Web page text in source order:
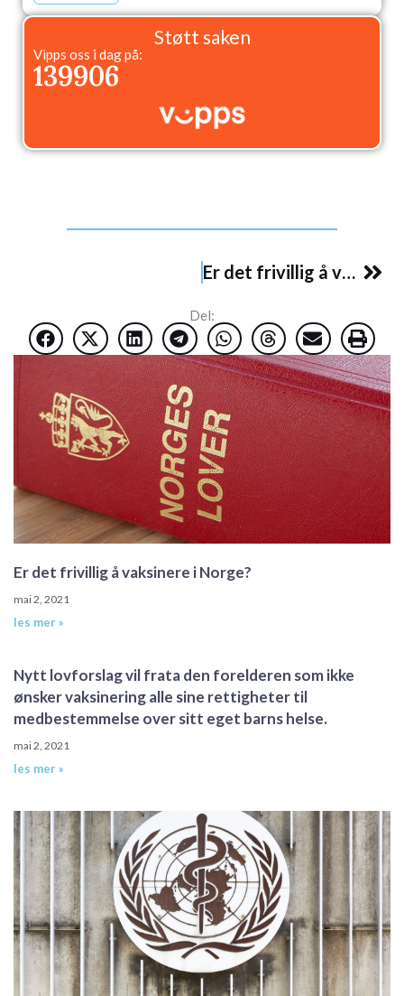
Støtt saken
Vipps oss i dag på:
139906
Er det frivillig å vaksinere i Norge?
Del:
Er det frivillig å vaksinere i Norge?
mai 2, 2021
les mer »
Nytt lovforslag vil frata den forelderen som ikke
ønsker vaksinering alle sine rettigheter til
medbestemmelse over sitt eget barns helse.
mai 2, 2021
les mer »